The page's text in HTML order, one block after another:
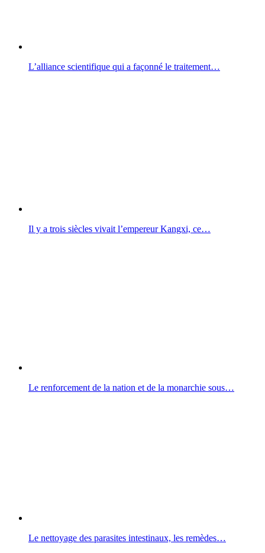
L’alliance scientifique qui a façonné le traitement…
Il y a trois siècles vivait l’empereur Kangxi, ce…
Le renforcement de la nation et de la monarchie sous…
Le nettoyage des parasites intestinaux, les remèdes…